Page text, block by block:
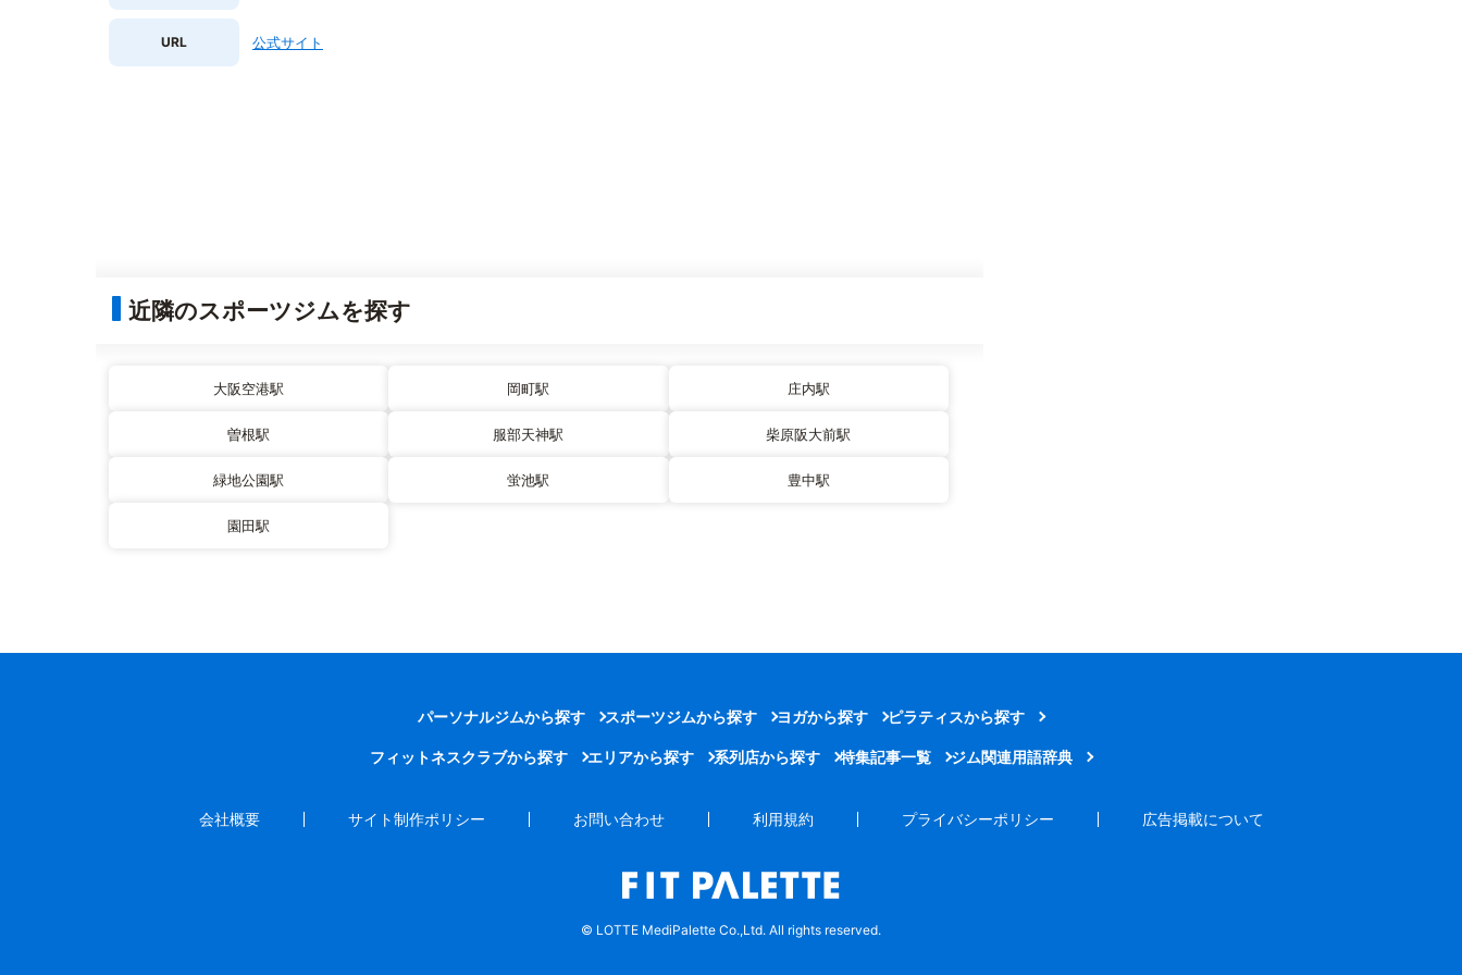
URL 公式サイト
近隣のスポーツジムを探す
大阪空港駅 岡町駅 庄内駅
曽根駅 服部天神駅 柴原阪大前駅
緑地公園駅 蛍池駅 豊中駅
園田駅
パーソナルジムから探す スポーツジムから探す ヨガから探す ピラティスから探す
フィットネスクラブから探す エリアから探す 系列店から探す 特集記事一覧 ジム関連用語辞典
会社概要 サイト制作ポリシー お問い合わせ 利用規約 プライバシーポリシー 広告掲載について
© LOTTE MediPalette Co.,Ltd. All rights reserved.